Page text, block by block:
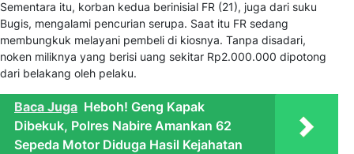
Sementara itu, korban kedua berinisial FR (21), juga dari suku
Bugis, mengalami pencurian serupa. Saat itu FR sedang
membungkuk melayani pembeli di kiosnya. Tanpa disadari,
noken miliknya yang berisi uang sekitar Rp2.000.000 dipotong
dari belakang oleh pelaku.
Baca Juga Heboh! Geng Kapak
Dibekuk, Polres Nabire Amankan 62
Sepeda Motor Diduga Hasil Kejahatan